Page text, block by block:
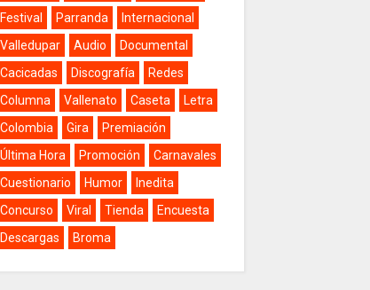
Festival
Parranda
Internacional
Valledupar
Audio
Documental
Cacicadas
Discografía
Redes
Columna
Vallenato Caseta
Letra
Colombia
Gira
Premiación
Última Hora
Promoción
Carnavales
Cuestionario
Humor
Inedita
Concurso
Viral Tienda
Encuesta
Descargas
Broma